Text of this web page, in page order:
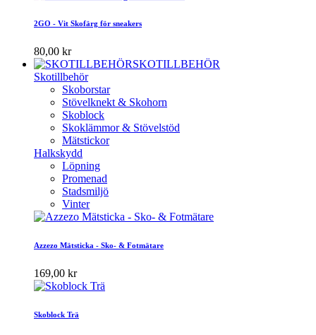
2GO - Vit Skofärg för sneakers
80,00 kr
SKOTILLBEHÖR
Skotillbehör
Skoborstar
Stövelknekt & Skohorn
Skoblock
Skoklämmor & Stövelstöd
Mätstickor
Halkskydd
Löpning
Promenad
Stadsmiljö
Vinter
Azzezo Mätsticka - Sko- & Fotmätare
169,00 kr
Skoblock Trä